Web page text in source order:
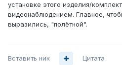
установке этого изделия/
видеонаблюдением. Главное,
выразились, "полётной".
Вставить ник Цитата